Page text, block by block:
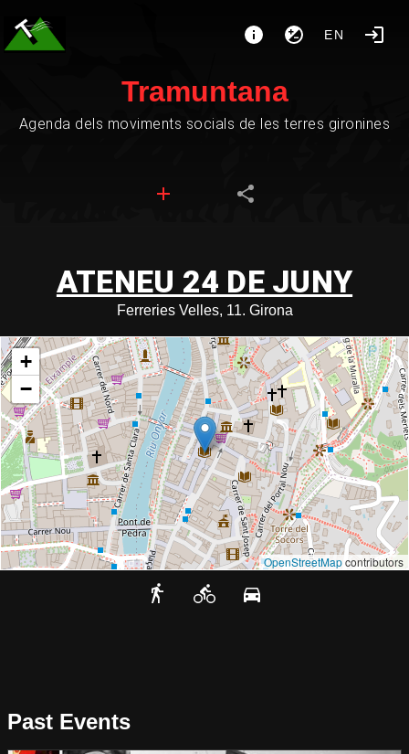
EN
Tramuntana
Agenda dels moviments socials de les terres gironines
ATENEU 24 DE JUNY
Ferreries Velles, 11. Girona
+
−
OpenStreetMapcontributors
Past Events